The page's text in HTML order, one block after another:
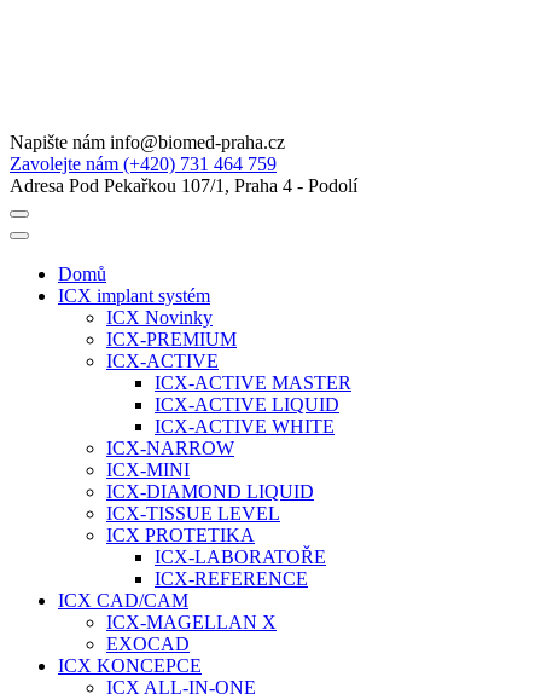
Napište nám info@biomed-praha.cz
Zavolejte nám (+420) 731 464 759
Adresa Pod Pekařkou 107/1, Praha 4 - Podolí
Domů
ICX implant systém
ICX Novinky
ICX-PREMIUM
ICX-ACTIVE
ICX-ACTIVE MASTER
ICX-ACTIVE LIQUID
ICX-ACTIVE WHITE
ICX-NARROW
ICX-MINI
ICX-DIAMOND LIQUID
ICX-TISSUE LEVEL
ICX PROTETIKA
ICX-LABORATOŘE
ICX-REFERENCE
ICX CAD/CAM
ICX-MAGELLAN X
EXOCAD
ICX KONCEPCE
ICX ALL-IN-ONE